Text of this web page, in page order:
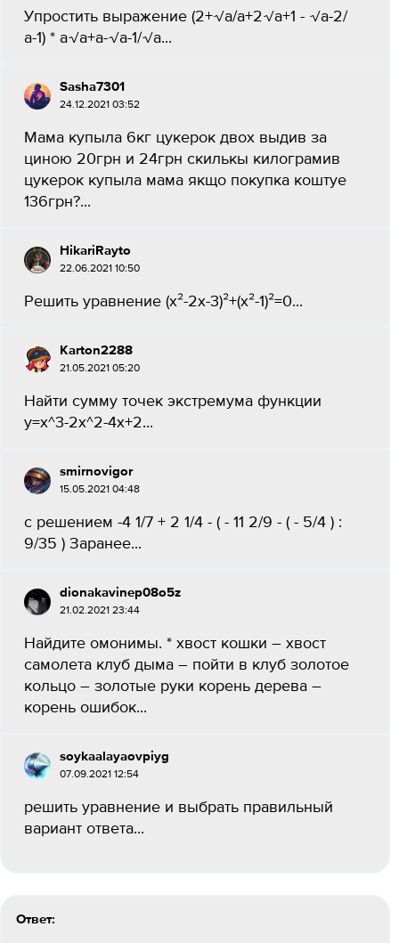
Упростить выражение (2+√а/а+2√а+1 - √а-2/
а-1) * а√а+а-√а-1/√а...
Sasha7301
24.12.2021 03:52
Мама купыла 6кг цукерок двох выдив за
циною 20грн и 24грн скилькы килограмив
цукерок купыла мама якщо покупка коштуе
136грн?​...
HikariRayto
22.06.2021 10:50
Решить уравнение (x²-2x-3)²+(x²-1)²=0...
Karton2288
21.05.2021 05:20
Найти сумму точек экстремума функции
y=x^3-2x^2-4x+2...
smirnovigor
15.05.2021 04:48
с решением -4 1/7 + 2 1/4 - ( - 11 2/9 - ( - 5/4 ) :
9/35 ) Заранее...
dionakavinep08o5z
21.02.2021 23:44
Найдите омонимы. * хвост кошки – хвост
самолета клуб дыма – пойти в клуб золотое
кольцо – золотые руки корень дерева –
корень ошибок...
soykaalayaovpiyg
07.09.2021 12:54
решить уравнение и выбрать правильный
вариант ответа...
Ответ: